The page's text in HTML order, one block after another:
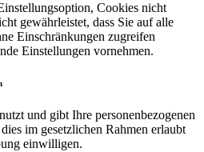
Cookies nicht
gewährleistet, dass Sie auf alle
Einschränkungen zugreifen
Einstellungen vornehmen.
und gibt Ihre personenbezogenen
im gesetzlichen Rahmen erlaubt
einwilligen.